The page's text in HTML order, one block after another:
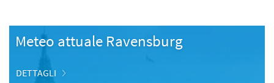
Meteo attuale Ravensburg
DETTAGLI